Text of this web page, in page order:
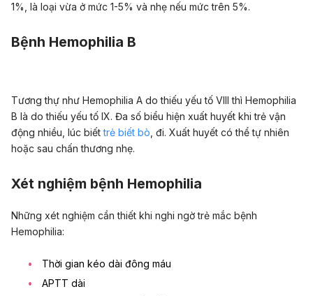
1%, là loại vừa ở mức 1-5% và nhẹ nếu mức trên 5%.
Bệnh Hemophilia B
Tương thự như Hemophilia A do thiếu yếu tố VIII thì Hemophilia
B là do thiếu yếu tố IX. Đa số biểu hiện xuất huyết khi trẻ vận
động nhiều, lúc biếttrẻ biết bò , đi. Xuất huyết có thể tự nhiên
hoặc sau chấn thương nhẹ.
Xét nghiệm bệnh Hemophilia
Những xét nghiệm cần thiết khi nghi ngờ trẻ mắc bệnh
Hemophilia:
Thời gian kéo dài đông máu
APTT dài